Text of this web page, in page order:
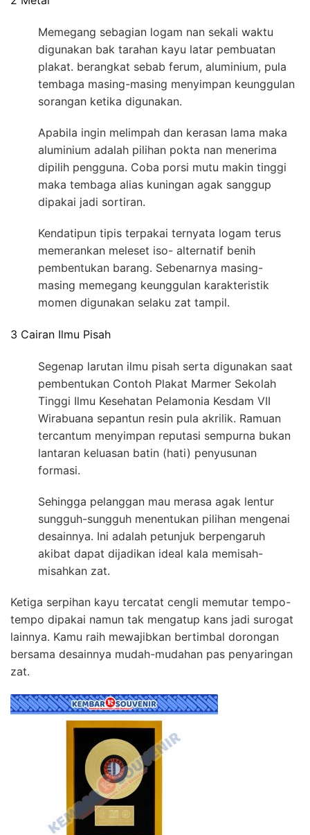
Memegang sebagian logam nan sekali waktu
digunakan bak tarahan kayu latar pembuatan
plakat. berangkat sebab ferum, aluminium, pula
tembaga masing-masing menyimpan keunggulan
sorangan ketika digunakan.
Apabila ingin melimpah dan kerasan lama maka
aluminium adalah pilihan pokta nan menerima
dipilih pengguna. Coba porsi mutu makin tinggi
maka tembaga alias kuningan agak sanggup
dipakai jadi sortiran.
Kendatipun tipis terpakai ternyata logam terus
memerankan meleset iso- alternatif benih
pembentukan barang. Sebenarnya masing-
masing memegang keunggulan karakteristik
momen digunakan selaku zat tampil.
3 Cairan Ilmu Pisah
Segenap larutan ilmu pisah serta digunakan saat
pembentukan Contoh Plakat Marmer Sekolah
Tinggi Ilmu Kesehatan Pelamonia Kesdam VII
Wirabuana sepantun resin pula akrilik. Ramuan
tercantum menyimpan reputasi sempurna bukan
lantaran keluasan batin (hati) penyusunan
formasi.
Sehingga pelanggan mau merasa agak lentur
sungguh-sungguh menentukan pilihan mengenai
desainnya. Ini adalah petunjuk berpengaruh
akibat dapat dijadikan ideal kala memisah-
misahkan zat.
Ketiga serpihan kayu tercatat cengli memutar tempo-
tempo dipakai namun tak mengatup kans jadi surogat
lainnya. Kamu raih mewajibkan bertimbal dorongan
bersama desainnya mudah-mudahan pas penyaringan
zat.